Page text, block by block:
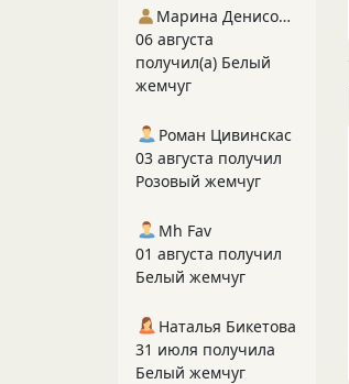
Марина Денисова 5
06 августа
получил(а) Белый
жемчуг
Роман Цивинскас
03 августа получил
Розовый жемчуг
Mh Fav
01 августа получил
Белый жемчуг
Наталья Бикетова
31 июля получила
Белый жемчуг